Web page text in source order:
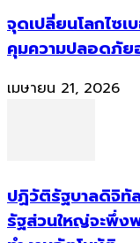
จุดเปลี่ยนโลกไซ
คุมความปลอดภัย
เมษายน 21, 2026
ปฏิวัติรัฐบาลดิจิ
รัฐส่วนใหญ่จะพึ่ง